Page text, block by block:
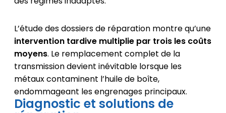
L’étude des dossiers de réparation montre qu’une
intervention tardive multiplie par trois les coûts
moyens. Le remplacement complet de la
transmission devient inévitable lorsque les
métaux contaminent l’huile de boîte,
endommageant les engrenages principaux.
Diagnostic et solutions de